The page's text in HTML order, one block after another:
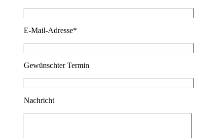
E-Mail-Adresse*
Gewünschter Termin
Nachricht